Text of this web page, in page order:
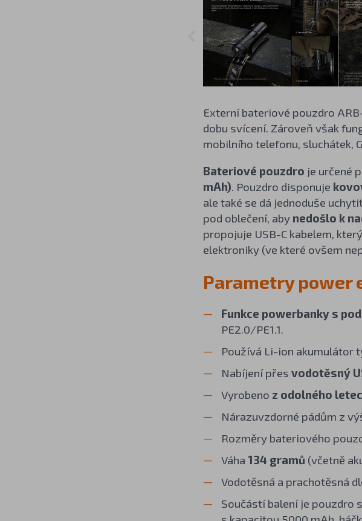
Externí bateriové pouzdro
dobu svícení. Zároveň však
mobilního telefonu, sluchátek,
Bateriové pouzdro je určené
mAh). Pouzdro disponuje
ale také se dá jednoduše
pod oblečení, aby nedošlo k
propojuje USB-C kabelem,
elektroniky (ve které ovšem
Parametry power
Funkce powerbankys
PE2.0/PE1.1.
Používá Li-ion akumulátor
Nabíjení přes vodotěsný
Vyrobeno z odolného
Nárazuvzdorné pádům z
Rozměry bateriového
Váha 134 gramů (včetně
Vodotěsná a prachotěsná
Součástí balení je pouzdro